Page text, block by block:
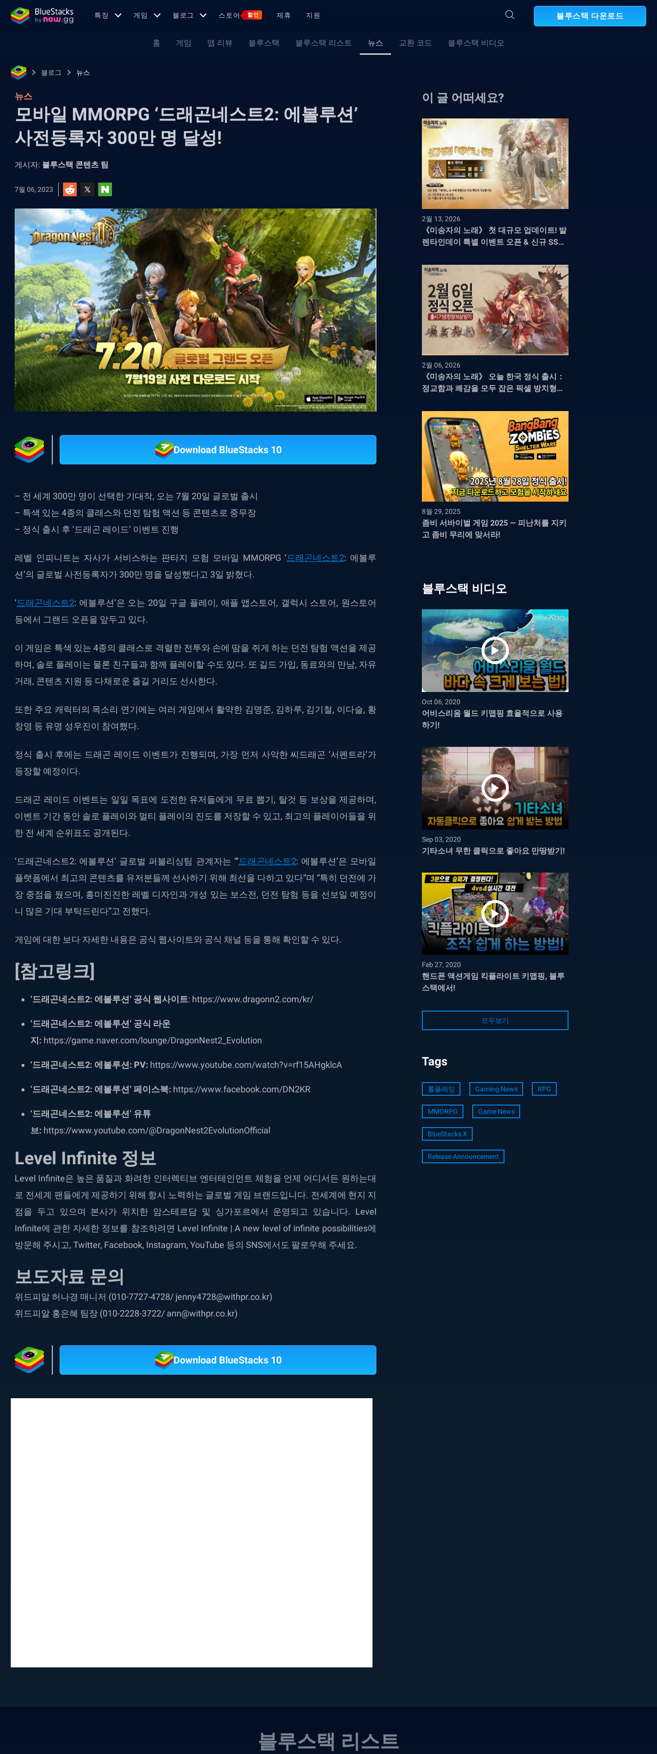
특징 게임 블로그 스토어 할인 제휴 지원 블루스택 다운로드
홈 게임 앱 리뷰 블루스택 블루스택 리스트 뉴스 교환 코드 블루스택 비디오
블로그 뉴스
뉴스
모바일 MMORPG ‘드래곤네스트2: 에볼루션’
사전등록자 300만 명 달성!
게시자: 블루스택 콘텐츠 팀
7월 06, 2023
Download BlueStacks 10
– 전 세계 300만 명이 선택한 기대작, 오는 7월 20일 글로벌 출시
– 특색 있는 4종의 클래스와 던전 탐험 액션 등 콘텐츠로 중무장
– 정식 출시 후 ‘드래곤 레이드’ 이벤트 진행
레벨 인피니트는 자사가 서비스하는 판타지 모험 모바일 MMORPG ‘드래곤네스트2: 에볼루
션’의 글로벌 사전등록자가 300만 명을 달성했다고 3일 밝혔다.
‘드래곤네스트2: 에볼루션’은 오는 20일 구글 플레이, 애플 앱스토어, 갤럭시 스토어, 원스토어
등에서 그랜드 오픈을 앞두고 있다.
이 게임은 특색 있는 4종의 클래스로 격렬한 전투와 손에 땀을 쥐게 하는 던전 탐험 액션을 제공
하며, 솔로 플레이는 물론 친구들과 함께 플레이할 수도 있다. 또 길드 가입, 동료와의 만남, 자유
거래, 콘텐츠 지원 등 다채로운 즐길 거리도 선사한다.
또한 주요 캐릭터의 목소리 연기에는 여러 게임에서 활약한 김명준, 김하루, 김기철, 이다슬, 황
창영 등 유명 성우진이 참여했다.
정식 출시 후에는 드래곤 레이드 이벤트가 진행되며, 가장 먼저 사악한 씨드래곤 ‘서펜트라’가
등장할 예정이다.
드래곤 레이드 이벤트는 일일 목표에 도전한 유저들에게 무료 뽑기, 탈것 등 보상을 제공하며,
이벤트 기간 동안 솔로 플레이와 멀티 플레이의 진도를 저장할 수 있고, 최고의 플레이어들을 위
한 전 세계 순위표도 공개된다.
‘드래곤네스트2: 에볼루션’ 글로벌 퍼블리싱팀 관계자는 “’드래곤네스트2: 에볼루션’은 모바일
플랫폼에서 최고의 콘텐츠를 유저분들께 선사하기 위해 최선을 다하고 있다”며 “특히 던전에 가
장 중점을 뒀으며, 흥미진진한 레벨 디자인과 개성 있는 보스전, 던전 탐험 등을 선보일 예정이
니 많은 기대 부탁드린다”고 전했다.
게임에 대한 보다 자세한 내용은 공식 웹사이트와 공식 채널 등을 통해 확인할 수 있다.
[참고링크]
‘드래곤네스트2: 에볼루션’ 공식 웹사이트: https://www.dragonn2.com/kr/
‘드래곤네스트2: 에볼루션’ 공식 라운
지: https://game.naver.com/lounge/DragonNest2_Evolution
‘드래곤네스트2: 에볼루션: PV: https://www.youtube.com/watch?v=rf15AHgklcA
‘드래곤네스트2: 에볼루션’ 페이스북: https://www.facebook.com/DN2KR
‘드래곤네스트2: 에볼루션’ 유튜
브: https://www.youtube.com/@DragonNest2EvolutionOfficial
Level Infinite 정보
Level Infinite은 높은 품질과 화려한 인터렉티브 엔터테인먼트 체험을 언제 어디서든 원하는대
로 전세계 팬들에게 제공하기 위해 항시 노력하는 글로벌 게임 브랜드입니다. 전세계에 현지 지
점을 두고 있으며 본사가 위치한 암스테르담 및 싱가포르에서 운영되고 있습니다. Level
Infinite에 관한 자세한 정보를 참조하려면 Level Infinite | A new level of infinite possibilities에
방문해 주시고, Twitter, Facebook, Instagram, YouTube 등의 SNS에서도 팔로우해 주세요.
보도자료 문의
위드피알 허나경 매니저 (010-7727-4728/ jenny4728@withpr.co.kr)
위드피알 홍은혜 팀장 (010-2228-3722/ ann@withpr.co.kr)
Download BlueStacks 10
이 글 어떠세요?
2월 13, 2026
《미송자의 노래》 첫 대규모 업데이트! 발
렌타인데이 특별 이벤트 오픈 & 신규 SSR
2월 06, 2026
《미송자의 노래》 오늘 한국 정식 출시：
정교함과 쾌감을 모두 잡은 픽셀 방치형
8월 29, 2025
좀비 서바이벌 게임 2025 — 피난처를 지키
고 좀비 무리에 맞서라!
블루스택 비디오
Oct 06, 2020
어비스리움 월드 키맵핑 효율적으로 사용
하기!
Sep 03, 2020
기타소녀 무한 클릭으로 좋아요 만땅받기!
Feb 27, 2020
핸드폰 액션게임 킥플라이트 키맵핑, 블루
스택에서!
모두보기
Tags
롤플레잉 Gaming News RPG
MMORPG Game News
BlueStacks X
Release Announcement
블루스택 리스트